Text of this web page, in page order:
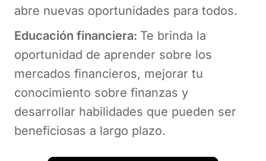
abre nuevas oportunidades para todos.
Educación financiera: Te brinda la
oportunidad de aprender sobre los
mercados financieros, mejorar tu
conocimiento sobre finanzas y
desarrollar habilidades que pueden ser
beneficiosas a largo plazo.